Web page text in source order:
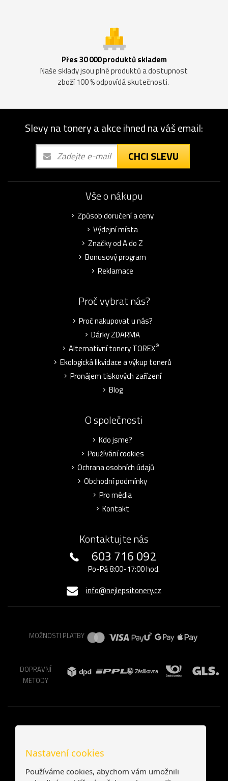
Přes 30 000 produktů skladem
Naše sklady jsou plné produktů a dostupnost
zboží 100 % odpovídá skutečnosti.
Slevy na tonery a akce ihned na váš email:
CHCI SLEVU
Vše o nákupu
Způsob doručení a ceny
Výdejní místa
Značky od A do Z
Bonusový program
Reklamace
Proč vybrat nás?
Proč nakupovat u nás?
Dárky ZDARMA
Alternativní tonery TOREX®
Ekologická likvidace a výkup tonerů
Pronájem tiskových zařízení
Blog
O společnosti
Kdo jsme?
Používání cookies
Ochrana osobních údajů
Obchodní podmínky
Pro média
Kontakt
Kontaktujte nás
603 716 092
Po-Pá 8:00-17:00 hod.
info@nejlepsitonery.cz
MOŽNOSTI PLATBY
DOPRAVNÍ
METODY
Nastavení cookies
Používáme cookies, abychom vám umožnili